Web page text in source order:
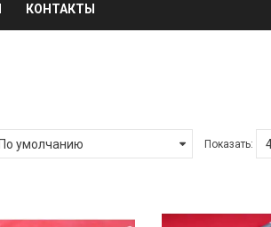
КОНТАКТЫ
Показать: